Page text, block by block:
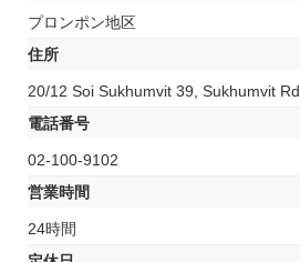
プロンポン地区
住所
20/12 Soi Sukhumvit 39, Sukhumvit Rd.
電話番号
02-100-9102
営業時間
24時間